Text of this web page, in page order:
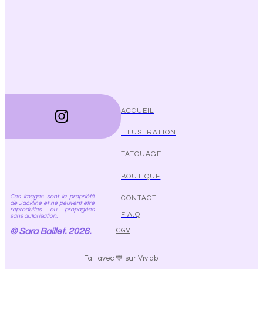
ACCUEIL
TATOUAGE
ILLUSTRATION
BOUTIQUE
CGV
F.A.Q
CONTACT
Ces images sont la propriété
de Jackline et ne peuvent être
reproduites ou propagées
sans autorisation.
© Sara Baillet. 2026.
Fait avec 💙 sur Vivlab.